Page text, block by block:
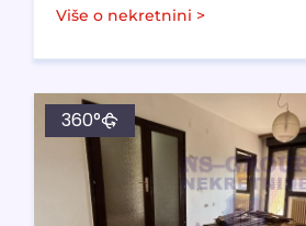
Više o nekretnini >
360°